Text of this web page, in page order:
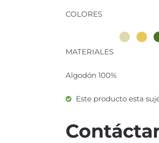
COLORES
MATERIALES
Algodón 100%
Este producto esta